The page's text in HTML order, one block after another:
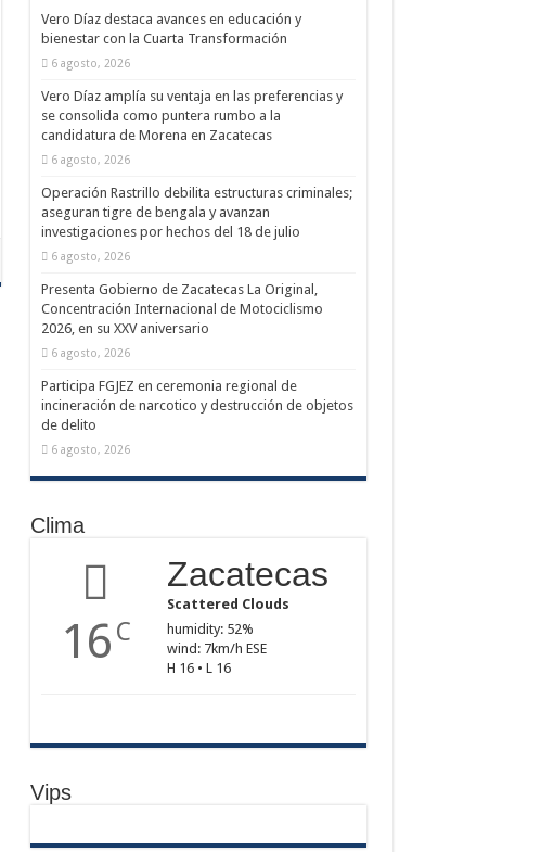
Vero Díaz destaca avances en educación y
bienestar con la Cuarta Transformación
6 agosto, 2026
Vero Díaz amplía su ventaja en las preferencias y
se consolida como puntera rumbo a la
candidatura de Morena en Zacatecas
6 agosto, 2026
Operación Rastrillo debilita estructuras criminales;
aseguran tigre de bengala y avanzan
investigaciones por hechos del 18 de julio
6 agosto, 2026
Presenta Gobierno de Zacatecas La Original,
Concentración Internacional de Motociclismo
2026, en su XXV aniversario
6 agosto, 2026
Participa FGJEZ en ceremonia regional de
incineración de narcotico y destrucción de objetos
de delito
6 agosto, 2026
Clima
16 C
Zacatecas
Scattered Clouds
humidity: 52%
wind: 7km/h ESE
H 16 • L 16
Vips